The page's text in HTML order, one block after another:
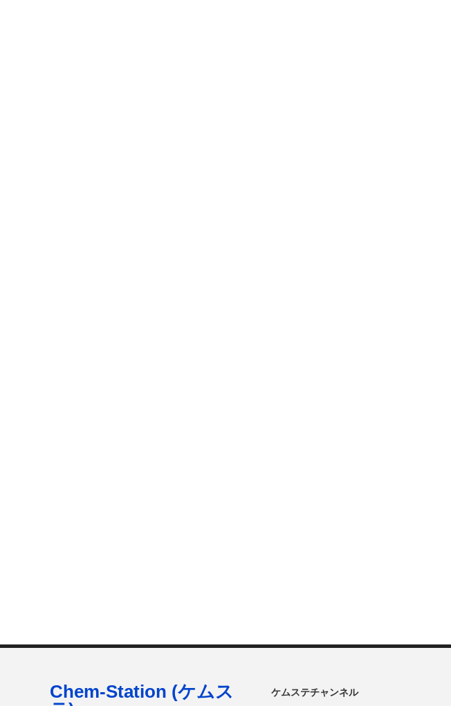
ケムステチャンネル
Chem-Station (ケムス